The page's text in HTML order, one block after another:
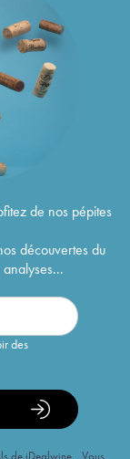
de nos pépites
découvertes du
des
de iDealwine. Vous